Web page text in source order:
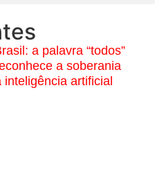
a palavra “todos”
a soberania
inteligência artificial